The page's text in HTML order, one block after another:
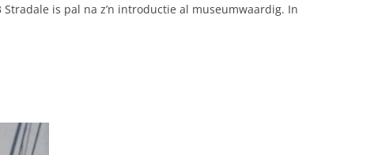
is pal na z’n introductie al museumwaardig. In